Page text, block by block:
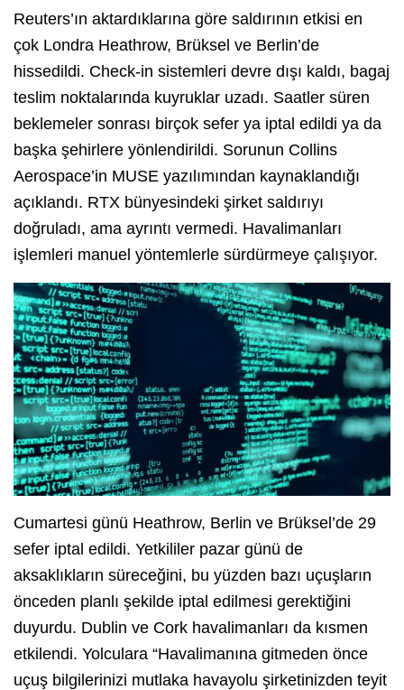
Reuters’ın aktardıklarına göre saldırının etkisi en
çok Londra Heathrow, Brüksel ve Berlin’de
hissedildi. Check-in sistemleri devre dışı kaldı, bagaj
teslim noktalarında kuyruklar uzadı. Saatler süren
beklemeler sonrası birçok sefer ya iptal edildi ya da
başka şehirlere yönlendirildi. Sorunun Collins
Aerospace’in MUSE yazılımından kaynaklandığı
açıklandı. RTX bünyesindeki şirket saldırıyı
doğruladı, ama ayrıntı vermedi. Havalimanları
işlemleri manuel yöntemlerle sürdürmeye çalışıyor.
Cumartesi günü Heathrow, Berlin ve Brüksel’de 29
sefer iptal edildi. Yetkililer pazar günü de
aksaklıkların süreceğini, bu yüzden bazı uçuşların
önceden planlı şekilde iptal edilmesi gerektiğini
duyurdu. Dublin ve Cork havalimanları da kısmen
etkilendi. Yolculara “Havalimanına gitmeden önce
uçuş bilgilerinizi mutlaka havayolu şirketinizden teyit